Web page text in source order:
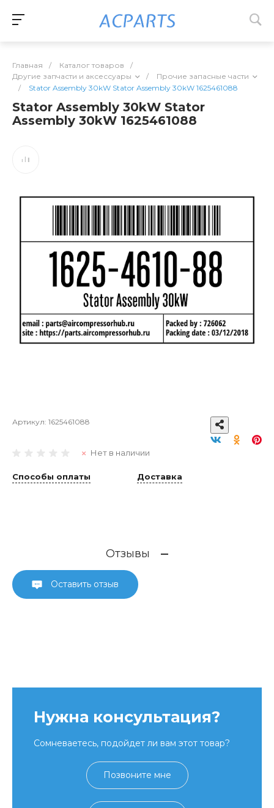
Главная / Каталог товаров
/
Другие запчасти и аксессуары
/
Прочие запасные части
/
Stator Assembly 30kW Stator Assembly 30kW 1625461088
Stator Assembly 30kW Stator
Assembly 30kW 1625461088
Артикул: 1625461088
Нет в наличии
Способы оплаты Доставка
Отзывы
Оставить отзыв
Нужна консультация?
Сомневаетесь, подойдет ли вам этот товар?
Позвоните мне